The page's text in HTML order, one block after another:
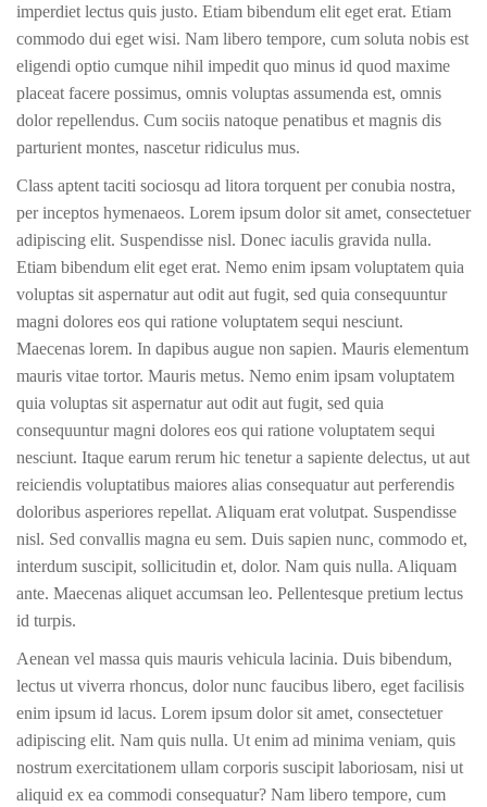
imperdiet lectus quis justo. Etiam bibendum elit eget erat. Etiam
commodo dui eget wisi. Nam libero tempore, cum soluta nobis est
eligendi optio cumque nihil impedit quo minus id quod maxime
placeat facere possimus, omnis voluptas assumenda est, omnis
dolor repellendus. Cum sociis natoque penatibus et magnis dis
parturient montes, nascetur ridiculus mus.
Class aptent taciti sociosqu ad litora torquent per conubia nostra,
per inceptos hymenaeos. Lorem ipsum dolor sit amet, consectetuer
adipiscing elit. Suspendisse nisl. Donec iaculis gravida nulla.
Etiam bibendum elit eget erat. Nemo enim ipsam voluptatem quia
voluptas sit aspernatur aut odit aut fugit, sed quia consequuntur
magni dolores eos qui ratione voluptatem sequi nesciunt.
Maecenas lorem. In dapibus augue non sapien. Mauris elementum
mauris vitae tortor. Mauris metus. Nemo enim ipsam voluptatem
quia voluptas sit aspernatur aut odit aut fugit, sed quia
consequuntur magni dolores eos qui ratione voluptatem sequi
nesciunt. Itaque earum rerum hic tenetur a sapiente delectus, ut aut
reiciendis voluptatibus maiores alias consequatur aut perferendis
doloribus asperiores repellat. Aliquam erat volutpat. Suspendisse
nisl. Sed convallis magna eu sem. Duis sapien nunc, commodo et,
interdum suscipit, sollicitudin et, dolor. Nam quis nulla. Aliquam
ante. Maecenas aliquet accumsan leo. Pellentesque pretium lectus
id turpis.
Aenean vel massa quis mauris vehicula lacinia. Duis bibendum,
lectus ut viverra rhoncus, dolor nunc faucibus libero, eget facilisis
enim ipsum id lacus. Lorem ipsum dolor sit amet, consectetuer
adipiscing elit. Nam quis nulla. Ut enim ad minima veniam, quis
nostrum exercitationem ullam corporis suscipit laboriosam, nisi ut
aliquid ex ea commodi consequatur? Nam libero tempore, cum